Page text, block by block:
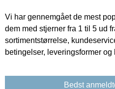
Vi har gennemgået de mest
dem med stjerner fra 1 til 5 ud
sortimentstørrelse,
betingelser, leveringsformer
Bedst